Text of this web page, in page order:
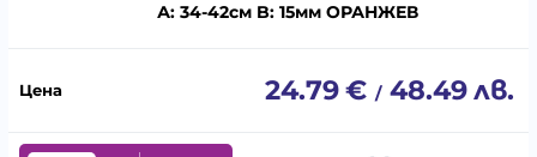
А: 34-42см B: 15мм ОРАНЖЕВ
24.79€ / 48.49лв.